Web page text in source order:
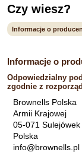
Czy wiesz?
Informacje o
Informacje o
Odpowiedzialny
zgodnie z
Brownells Polska
Armii Krajowej
05-071 Sulejówek
Polska
info@brownells.pl